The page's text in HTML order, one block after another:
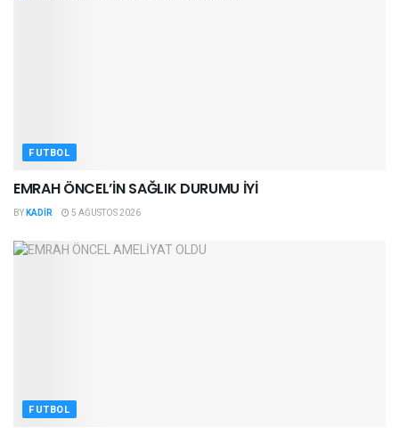
FUTBOL
EMRAH ÖNCEL’İN SAĞLIK DURUMU İYİ
BYKADIR 5 AĞUSTOS 2026
FUTBOL